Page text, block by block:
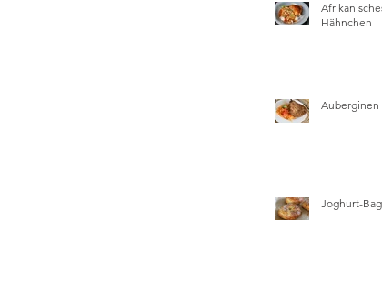
Hähnchen
Auberginen
Joghurt-